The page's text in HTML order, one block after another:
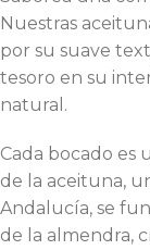
Nuestras
por su suave
tesoro en su
natural.
Cada bocado es
de la aceituna,
Andalucía, se
de la almendra,